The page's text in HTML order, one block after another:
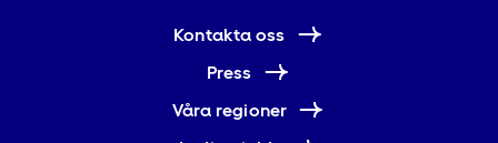
Kontakta oss
Press
Våra regioner